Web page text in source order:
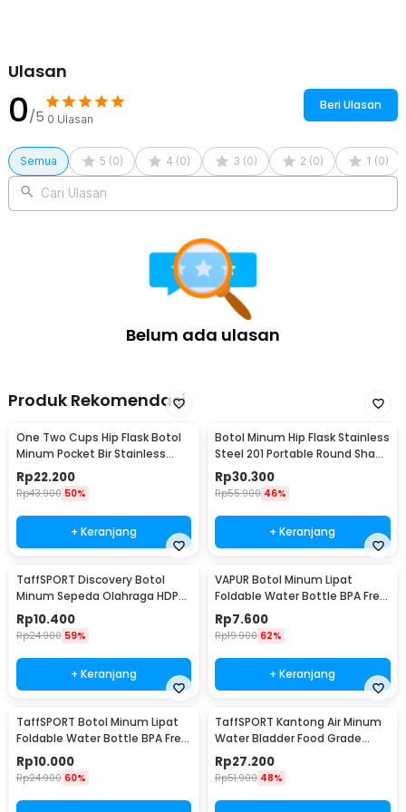
Ulasan
0/5 0 Ulasan
Beri Ulasan
Semua 5 (0) 4 (0) 3 (0) 2 (0) 1 (0)
Cari Ulasan
Belum ada ulasan
Produk Rekomendasi
One Two Cups Hip Flask Botol
Minum Pocket Bir Stainless
Steel 201 8oz - MS351
Rp22.200
Rp43.900 50%
+ Keranjang
Botol Minum Hip Flask Stainless
Steel 201 Portable Round Shape
150ml - B-5
Rp30.300
Rp55.900 46%
+ Keranjang
TaffSPORT Discovery Botol
Minum Sepeda Olahraga HDPE
Dust Cover 650ml - 3026
Rp10.400
Rp24.900 59%
+ Keranjang
VAPUR Botol Minum Lipat
Foldable Water Bottle BPA Free
Karabiner 500ml - V5
Rp7.600
Rp19.900 62%
+ Keranjang
TaffSPORT Botol Minum Lipat
Foldable Water Bottle BPA Free
700ml - S29
Rp10.000
Rp24.900 60%
TaffSPORT Kantong Air Minum
Water Bladder Food Grade
Hydration Bag 2L - SD16
Rp27.200
Rp51.900 48%